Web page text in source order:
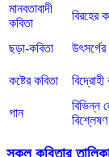
মানবতাবাদী
কবিতা
বিরহের
ছড়া-কবিতা উৎসর্গের
কষ্টের কবিতা বিদ্রোহী
গান
বিভিন্ন
বিশ্লেষণ
সকল কবিতার